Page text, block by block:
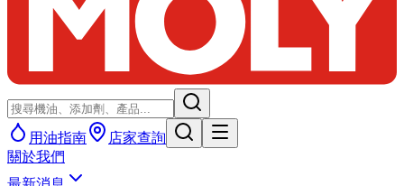
用油指南
店家查詢
關於我們